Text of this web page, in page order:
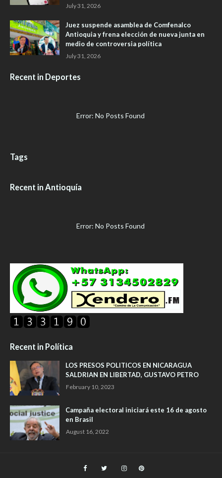
July 31, 2026
Juez suspende asamblea de Comfenalco
Antioquia y frena elección de nueva junta en
medio de controversia política
July 31, 2026
Recent in Deportes
Error: No Posts Found
Tags
Recent in Antioquía
Error: No Posts Found
Recent in Política
LOS PRESOS POLITICOS EN NICARAGUA
SALDRIAN EN LIBERTAD, GUSTAVO PETRO
February 10, 2023
Campaña electoral iniciará este 16 de agosto
en Brasil
August 16, 2022